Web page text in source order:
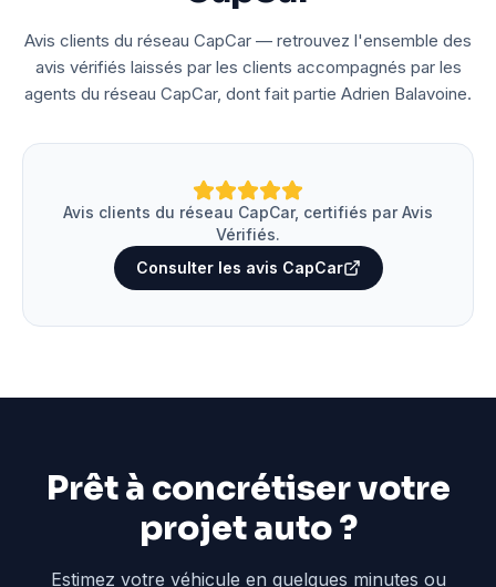
Avis clients du réseau CapCar — retrouvez l'ensemble des
avis vérifiés laissés par les clients accompagnés par les
agents du réseau CapCar, dont fait partie Adrien Balavoine.
Avis clients du réseau CapCar, certifiés par Avis
Vérifiés.
Consulter les avis CapCar
Prêt à concrétiser votre
projet auto ?
Estimez votre véhicule en quelques minutes ou